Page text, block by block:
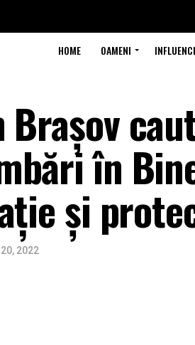
HOME OAMENI
Brașov
în
și
2022